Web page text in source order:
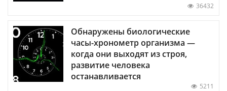
36432
Обнаружены биологические
часы-хронометр организма —
когда они выходят из строя,
развитие человека
останавливается
5211